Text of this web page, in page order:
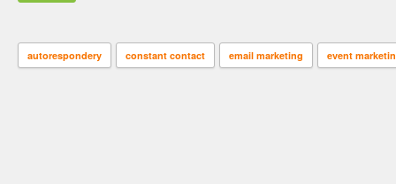
autorespondery constant contact email marketing event